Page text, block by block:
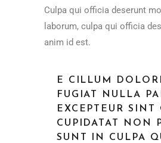
Culpa qui officia deserunt
laborum, culpa qui officia
anim id est.
E CILLUM
FUGIAT NULLA
EXCEPTEUR SINT
CUPIDATAT NON
SUNT IN CULPA